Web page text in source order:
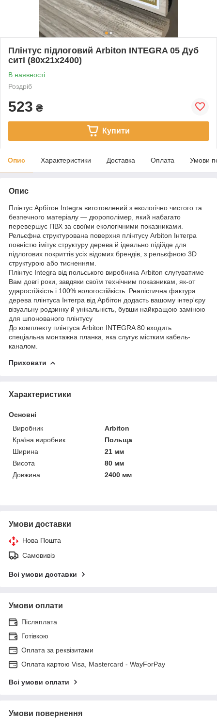
Плінтус підлоговий Arbiton INTEGRA 05 Дуб
ситі (80x21x2400)
В наявності
Роздріб
523 ₴
Купити
Опис Характеристики Доставка Оплата Умови
Опис
Плінтус Арбітон Integra виготовлений з екологічно чистого та
безпечного матеріалу — дюрополімер, який набагато
перевершує ПВХ за своїми екологічними показниками.
Рельєфна структурована поверхня плінтусу Arbiton Інтегра
повністю імітує структуру дерева й ідеально підійде для
підлогових покриттів усіх відомих брендів, з рельєфною 3D
структурою або тисненням.
Плінтус Integra від польського виробника Arbiton слугуватиме
Вам довгі роки, завдяки своїм технічним показникам, як-от
ударостійкість і 100% вологостійкість. Реалістична фактура
дерева плінтуса Інтегра від Арбітон додасть вашому інтер'єру
візуальну родзинку й унікальність, бувши найкращою заміною
для шпонованого плінтусу
До комплекту плінтуса Arbiton INTEGRA 80 входить
спеціальна монтажна планка, яка слугує містким кабель-
каналом.
Приховати
Характеристики
Основні
Виробник
Arbiton
Країна виробник
Польща
Ширина
21 мм
Висота
80 мм
Довжина
2400 мм
Умови доставки
Нова Пошта
Самовивіз
Всі умови доставки
Умови оплати
Післяплата
Готівкою
Оплата за реквізитами
Оплата картою Visa, Mastercard - WayForPay
Всі умови оплати
Умови повернення